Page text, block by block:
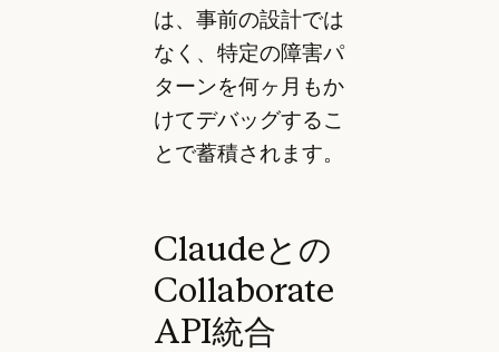
は、事前の設計では
なく、特定の障害パ
ターンを何ヶ月もか
けてデバッグするこ
とで蓄積されます。
Claudeとの
Collaborate
API統合